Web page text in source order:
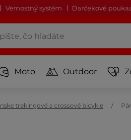
Vernostný systém Darčekové
Moto Outdoor
trekingové a crossové bicykle